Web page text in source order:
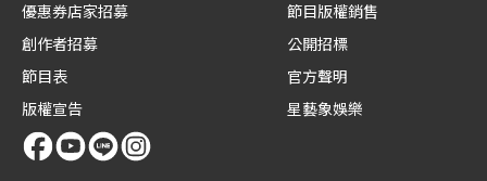
優惠券店家招募
創作者招募
節目表
版權宣告
節目版權銷售
公開招標
官方聲明
星藝象娛樂